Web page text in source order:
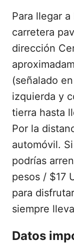
Para llegar
carretera
dirección
(señalado
izquierda y
tierra hasta
Por la
automóvil.
podrías
pesos / $17
para
siempre
Datos